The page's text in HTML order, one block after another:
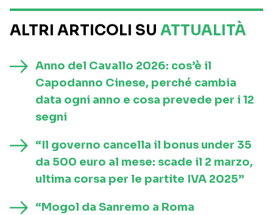
ALTRI ARTICOLI SU ATTUALITÀ
Anno del Cavallo 2026: cos’è il
Capodanno Cinese, perché cambia
data ogni anno e cosa prevede per i 12
segni
“Il governo cancella il bonus under 35
da 500 euro al mese: scade il 2 marzo,
ultima corsa per le partite IVA 2025”
“Mogol da Sanremo a Roma